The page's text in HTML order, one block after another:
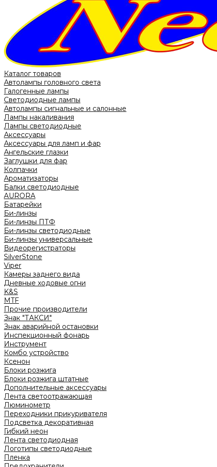
Каталог товаров
Автолампы головного света
Галогенные лампы
Светодиодные лампы
Автолампы сигнальные и салонные
Лампы накаливания
Лампы светодиодные
Аксессуары
Аксессуары для ламп и фар
Ангельские глазки
Заглушки для фар
Колпачки
Ароматизаторы
Балки светодиодные
AURORA
Батарейки
Би-линзы
Би-линзы ПТФ
Би-линзы светодиодные
Би-линзы универсальные
Видеорегистраторы
SilverStone
Viper
Камеры заднего вида
Дневные ходовые огни
K&S
MTF
Прочие производители
Знак "ТАКСИ"
Знак аварийной остановки
Инспекционный фонарь
Инструмент
Комбо устройство
Ксенон
Блоки розжига
Блоки розжига штатные
Дополнительные аксессуары
Лента светоотражающая
Люминометр
Переходники прикуривателя
Подсветка декоративная
Гибкий неон
Лента светодиодная
Логотипы светодиодные
Пленка